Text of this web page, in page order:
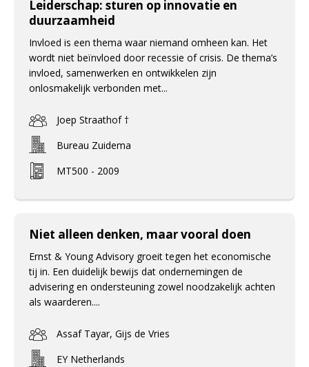
Leiderschap: sturen op innovatie en
duurzaamheid
Invloed is een thema waar niemand omheen kan. Het
wordt niet beïnvloed door recessie of crisis. De thema’s
invloed, samenwerken en ontwikkelen zijn
onlosmakelijk verbonden met...
Joep Straathof †
Bureau Zuidema
MT500 - 2009
Niet alleen denken, maar vooral doen
Ernst & Young Advisory groeit tegen het economische
tij in. Een duidelijk bewijs dat ondernemingen de
advisering en ondersteuning zowel noodzakelijk achten
als waarderen....
Assaf Tayar, Gijs de Vries
EY Netherlands